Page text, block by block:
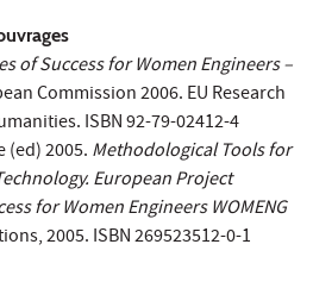
of Success for Women Engineers –
Commission 2006. EU Research
ISBN 92-79-02412-4
(ed) 2005. Methodological Tools for
European Project
for Women Engineers WOMENG
2005. ISBN 269523512-0-1